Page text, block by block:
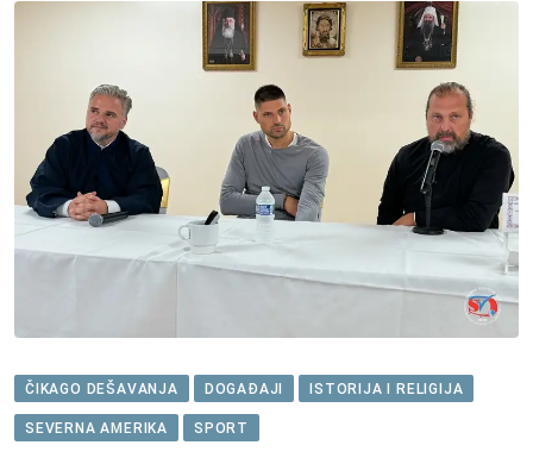
ČIKAGO DEŠAVANJA DOGAĐAJI ISTORIJA I RELIGIJA
SEVERNA AMERIKA SPORT